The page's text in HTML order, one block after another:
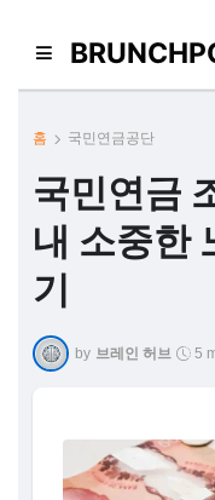
홈 국민연금공단
국민연금
내 소중한
기
by 브레인 허브 5